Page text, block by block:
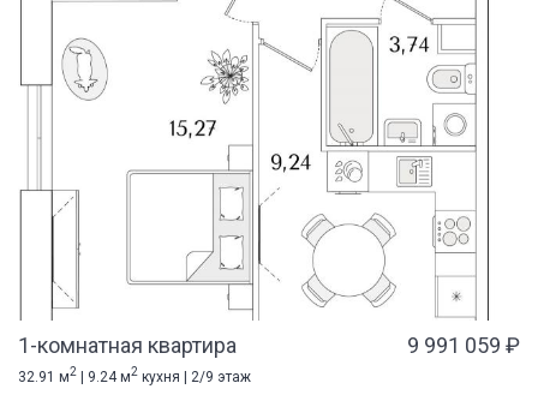
1-комнатная квартира 9 991 059 ₽
32.91 м2 | 9.24 м2 кухня | 2/9 этаж